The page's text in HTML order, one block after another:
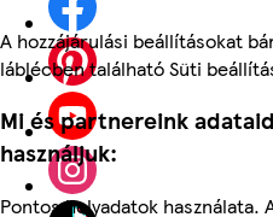
A hozzájárulási beállításokat
láblécben található Süti
Mi és partnereink
használjuk:
Pontos helyadatok használata.